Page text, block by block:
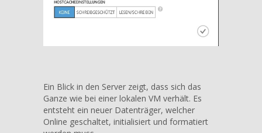
Ein Blick in den Server zeigt, dass sich das
Ganze wie bei einer lokalen VM verhält. Es
entsteht ein neuer Datenträger, welcher
Online geschaltet, initialisiert und formatiert